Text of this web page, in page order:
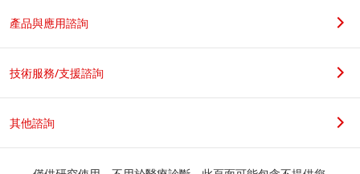
產品與應用諮詢
技術服務/支援諮詢
其他諮詢